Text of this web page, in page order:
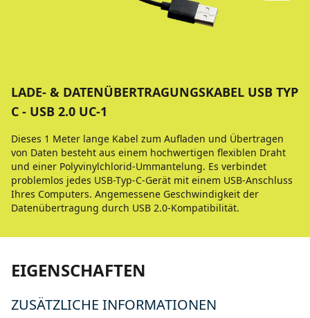
LADE- & DATENÜBERTRAGUNGSKABEL USB TYP
C - USB 2.0 UC-1
Dieses 1 Meter lange Kabel zum Aufladen und Übertragen
von Daten besteht aus einem hochwertigen flexiblen Draht
und einer Polyvinylchlorid-Ummantelung. Es verbindet
problemlos jedes USB-Typ-C-Gerät mit einem USB-Anschluss
Ihres Computers. Angemessene Geschwindigkeit der
Datenübertragung durch USB 2.0-Kompatibilität.
EIGENSCHAFTEN
ZUSÄTZLICHE INFORMATIONEN